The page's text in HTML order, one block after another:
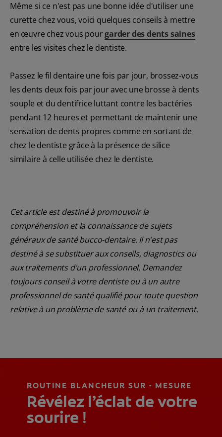
Même si ce n'est pas une bonne idée d'utiliser une
curette chez vous, voici quelques conseils à mettre
en œuvre chez vous pourgarder des dents saines
entre les visites chez le dentiste.
Passez le fil dentaire une fois par jour, brossez-vous
les dents deux fois par jour avec une brosse à dents
souple et du dentifrice luttant contre les bactéries
pendant 12 heures et permettant de maintenir une
sensation de dents propres comme en sortant de
chez le dentiste grâce à la présence de silice
similaire à celle utilisée chez le dentiste.
Cet article est destiné à promouvoir la
compréhension et la connaissance de sujets
généraux de santé bucco-dentaire. Il n'est pas
destiné à se substituer aux conseils, diagnostics ou
aux traitements d'un professionnel. Demandez
toujours conseil à votre dentiste ou à un autre
professionnel de santé qualifié pour toute question
relative à un problème de santé ou à un traitement.
ROUTINE BLANCHEUR SUR - MESURE
Révélez l’éclat de votre
sourire !